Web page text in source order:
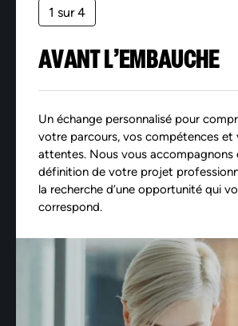
1 sur 4
AVANT L’EMBAUCHE
Un échange personnalisé pour
votre parcours, vos compétences et
attentes. Nous vous accompagnons
définition de votre projet
la recherche d’une opportunité qui
correspond.